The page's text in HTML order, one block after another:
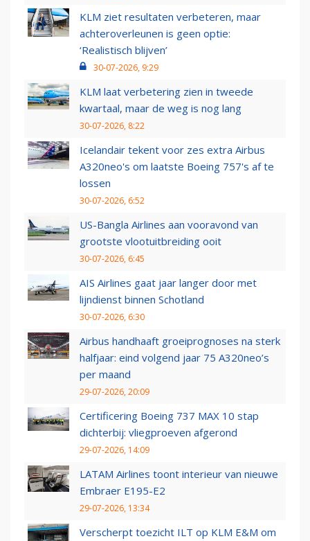
KLM ziet resultaten verbeteren, maar
achteroverleunen is geen optie:
‘Realistisch blijven’
30-07-2026, 9:29
KLM laat verbetering zien in tweede
kwartaal, maar de weg is nog lang
30-07-2026, 8:22
Icelandair tekent voor zes extra Airbus
A320neo's om laatste Boeing 757's af te
lossen
30-07-2026, 6:52
US-Bangla Airlines aan vooravond van
grootste vlootuitbreiding ooit
30-07-2026, 6:45
AIS Airlines gaat jaar langer door met
lijndienst binnen Schotland
30-07-2026, 6:30
Airbus handhaaft groeiprognoses na sterk
halfjaar: eind volgend jaar 75 A320neo’s
per maand
29-07-2026, 20:09
Certificering Boeing 737 MAX 10 stap
dichterbij: vliegproeven afgerond
29-07-2026, 14:09
LATAM Airlines toont interieur van nieuwe
Embraer E195-E2
29-07-2026, 13:34
Verscherpt toezicht ILT op KLM E&M om